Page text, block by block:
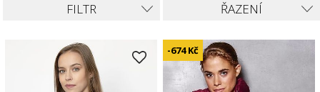
ŘAZENÍ
FILTR
-674 Kč